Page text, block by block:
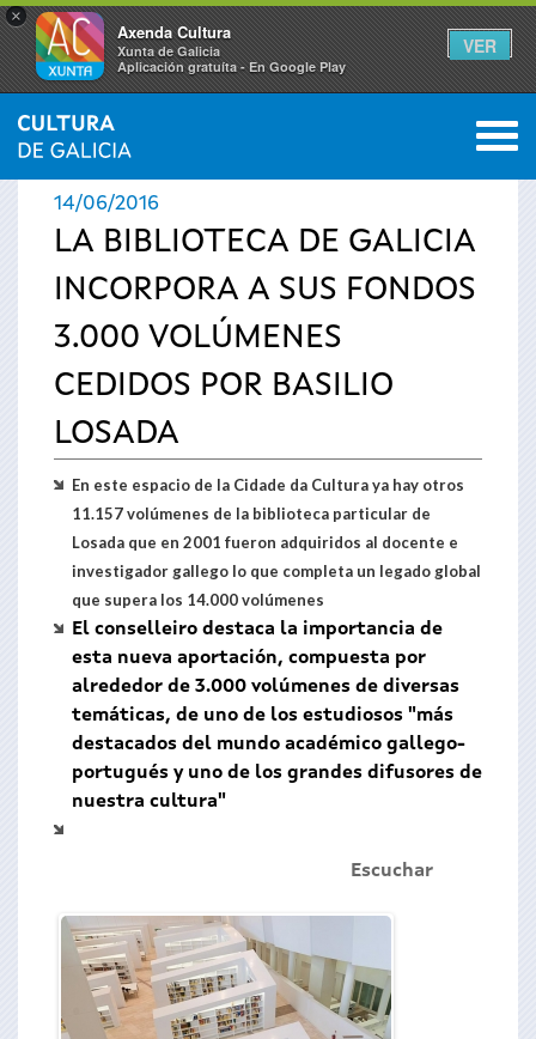
×
Axenda Cultura
Xunta de Galicia
Aplicación gratuíta - En Google Play
VER
Se
encuentra
usted
aquí
INICIO › ACTUALIDAD 0
14/06/2016
LA BIBLIOTECA DE GALICIA
INCORPORA A SUS FONDOS
3.000 VOLÚMENES
CEDIDOS POR BASILIO
LOSADA
En este espacio de la Cidade da Cultura ya hay otros
11.157 volúmenes de la biblioteca particular de
Losada que en 2001 fueron adquiridos al docente e
investigador gallego lo que completa un legado global
que supera los 14.000 volúmenes
El conselleiro destaca la importancia de
esta nueva aportación, compuesta por
alrededor de 3.000 volúmenes de diversas
temáticas, de uno de los estudiosos "más
destacados del mundo académico gallego-
portugués y uno de los grandes difusores de
nuestra cultura"
Escuchar